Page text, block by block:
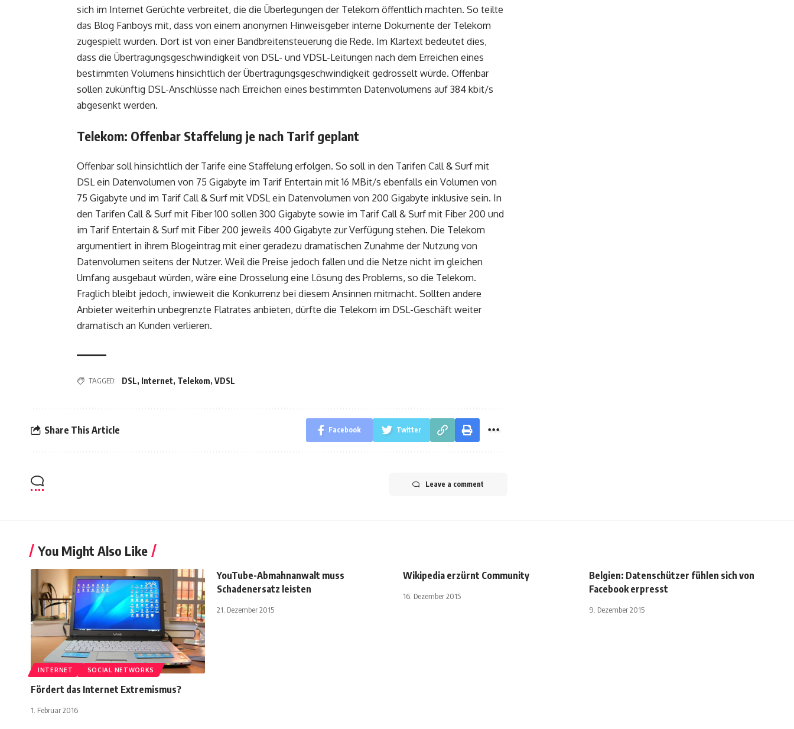
sich im Internet Gerüchte verbreitet, die die Überlegungen der Telekom öffentlich machten. So teilte
das Blog Fanboys mit, dass von einem anonymen Hinweisgeber interne Dokumente der Telekom
zugespielt wurden. Dort ist von einer Bandbreitensteuerung die Rede. Im Klartext bedeutet dies,
dass die Übertragungsgeschwindigkeit von DSL- und VDSL-Leitungen nach dem Erreichen eines
bestimmten Volumens hinsichtlich der Übertragungsgeschwindigkeit gedrosselt würde. Offenbar
sollen zukünftig DSL-Anschlüsse nach Erreichen eines bestimmten Datenvolumens auf 384 kbit/s
abgesenkt werden.
Telekom: Offenbar Staffelung je nach Tarif geplant
Offenbar soll hinsichtlich der Tarife eine Staffelung erfolgen. So soll in den Tarifen Call & Surf mit
DSL ein Datenvolumen von 75 Gigabyte im Tarif Entertain mit 16 MBit/s ebenfalls ein Volumen von
75 Gigabyte und im Tarif Call & Surf mit VDSL ein Datenvolumen von 200 Gigabyte inklusive sein. In
den Tarifen Call & Surf mit Fiber 100 sollen 300 Gigabyte sowie im Tarif Call & Surf mit Fiber 200 und
im Tarif Entertain & Surf mit Fiber 200 jeweils 400 Gigabyte zur Verfügung stehen. Die Telekom
argumentiert in ihrem Blogeintrag mit einer geradezu dramatischen Zunahme der Nutzung von
Datenvolumen seitens der Nutzer. Weil die Preise jedoch fallen und die Netze nicht im gleichen
Umfang ausgebaut würden, wäre eine Drosselung eine Lösung des Problems, so die Telekom.
Fraglich bleibt jedoch, inwieweit die Konkurrenz bei diesem Ansinnen mitmacht. Sollten andere
Anbieter weiterhin unbegrenzte Flatrates anbieten, dürfte die Telekom im DSL-Geschäft weiter
dramatisch an Kunden verlieren.
TAGGED: DSL, Internet, Telekom, VDSL
Share This Article Facebook Twitter
Leave a comment
You Might Also Like
INTERNET SOCIAL NETWORKS
Fördert das Internet Extremismus?
1. Februar 2016
YouTube-Abmahnanwalt muss
Schadenersatz leisten
21. Dezember 2015
Wikipedia erzürnt Community
16. Dezember 2015
Belgien: Datenschützer fühlen sich von
Facebook erpresst
9. Dezember 2015